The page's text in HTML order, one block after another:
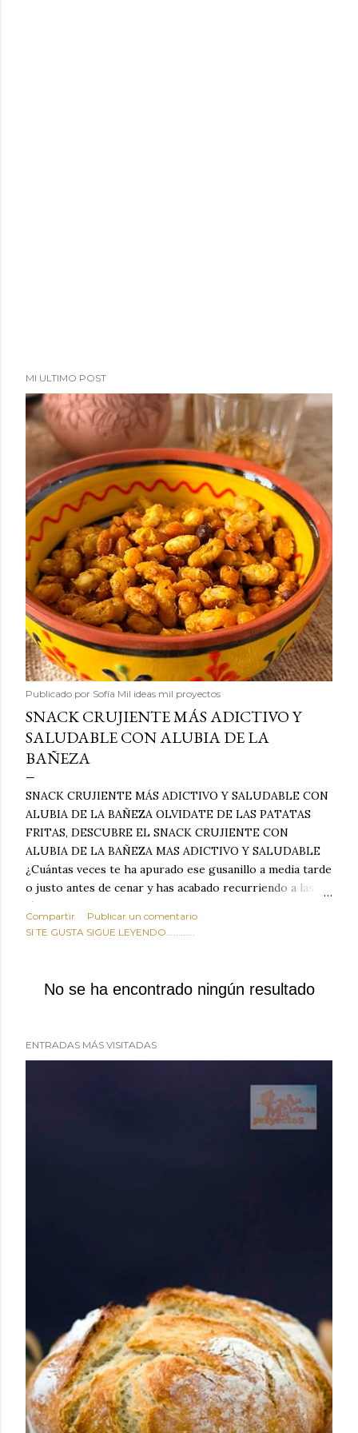
MI ULTIMO POST
Publicado por Sofía Mil ideas mil proyectos
SNACK CRUJIENTE MÁS ADICTIVO Y
SALUDABLE CON ALUBIA DE LA
BAÑEZA
SNACK CRUJIENTE MÁS ADICTIVO Y SALUDABLE CON
ALUBIA DE LA BAÑEZA OLVIDATE DE LAS PATATAS
FRITAS, DESCUBRE EL SNACK CRUJIENTE CON
ALUBIA DE LA BAÑEZA MAS ADICTIVO Y SALUDABLE
¿Cuántas veces te ha apurado ese gusanillo a media tarde
o justo antes de cenar y has acabado recurriendo a las
típicas patatas de bolsa, frutos secos fritos o snacks
ultraprocesados llenos de grasas saturadas y sodio?
sabroso, con ese toque tostado y crujiente que tanto nos
satisface. Estas alubias crujientes al horno van a cambiar
copiosos de invierno. Con esta receta simple pero
humilde como la alubia de La Bañeza en un snack ligero,
dorado, cargado de proteína y 100% natural. Es el
Compartir
Publicar un comentario
SI TE GUSTA SIGUE LEYENDO............
No se ha encontrado ningún resultado
ENTRADAS MÁS VISITADAS